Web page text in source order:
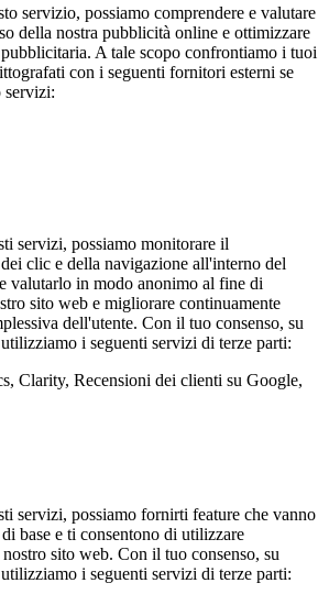
servizio, possiamo comprendere e valutare
della nostra pubblicità online e ottimizzare
A tale scopo confrontiamo i tuoi
con i seguenti fornitori esterni se
servizi, possiamo monitorare il
clic e della navigazione all'interno del
valutarlo in modo anonimo al fine di
sito web e migliorare continuamente
dell'utente. Con il tuo consenso, su
i seguenti servizi di terze parti:
Clarity, Recensioni dei clienti su Google,
servizi, possiamo fornirti feature che vanno
base e ti consentono di utilizzare
sito web. Con il tuo consenso, su
i seguenti servizi di terze parti: